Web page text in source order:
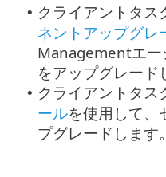
• クライアントタス
ネントアップグレ
Managementエー
をアップグレード
• クライアントタス
ールを使用して、
プグレードします。